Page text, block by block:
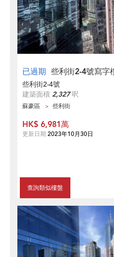
已過期 些利街2-4號寫字
些利街2-4號
建築面積 2,327呎
蘇豪區 些利街
查詢類似樓盤
HK$ 6,981萬
更新日期 2023年10月30日